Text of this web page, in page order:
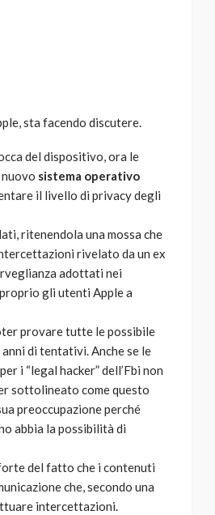
sta facendo discutere.
del dispositivo, ora le
nuovo sistema operativo
il livello di privacy degli
ritenendola una mossa che
rivelato da un ex
adottati nei
gli utenti Apple a
provare tutte le possibile
di tentativi. Anche se le
i “legal hacker” dell’Fbi non
sottolineato come questo
preoccupazione perché
abbia la possibilità di
del fatto che i contenuti
che, secondo una
intercettazioni.
SPORT
alle Final 8 di Coppa
tennis mondiale e
per
la stessa causa
god 9 mesi ago